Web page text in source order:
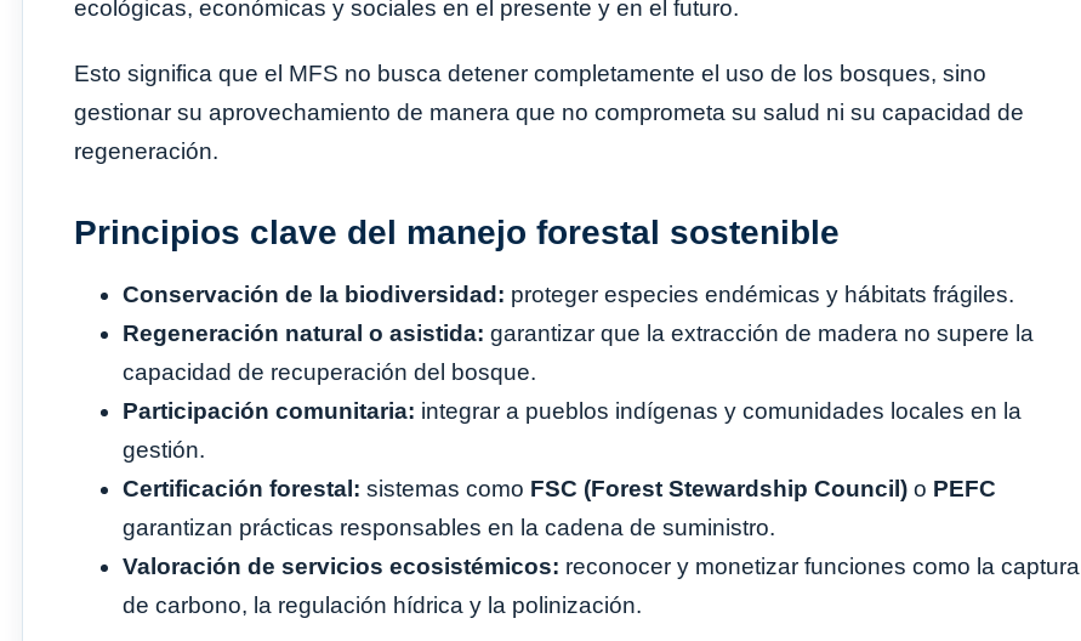
ecológicas, económicas y sociales en el presente y en el futuro.
Esto significa que el MFS no busca detener completamente el uso de los bosques, sino
gestionar su aprovechamiento de manera que no comprometa su salud ni su capacidad de
regeneración.
Principios clave del manejo forestal sostenible
Conservación de la biodiversidad: proteger especies endémicas y hábitats frágiles.
Regeneración natural o asistida: garantizar que la extracción de madera no supere la
capacidad de recuperación del bosque.
Participación comunitaria: integrar a pueblos indígenas y comunidades locales en la
gestión.
Certificación forestal: sistemas como FSC (Forest Stewardship Council) o PEFC
garantizan prácticas responsables en la cadena de suministro.
Valoración de servicios ecosistémicos: reconocer y monetizar funciones como la captura
de carbono, la regulación hídrica y la polinización.